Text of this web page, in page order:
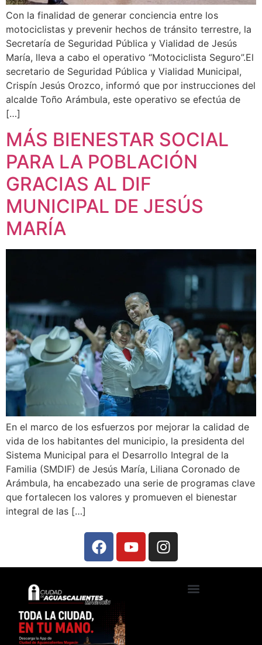
Con la finalidad de generar conciencia entre los
motociclistas y prevenir hechos de tránsito terrestre, la
Secretaría de Seguridad Pública y Vialidad de Jesús
María, lleva a cabo el operativo “Motociclista Seguro”.El
secretario de Seguridad Pública y Vialidad Municipal,
Crispín Jesús Orozco, informó que por instrucciones del
alcalde Toño Arámbula, este operativo se efectúa de
[…]
MÁS BIENESTAR SOCIAL
PARA LA POBLACIÓN
GRACIAS AL DIF
MUNICIPAL DE JESÚS
MARÍA
En el marco de los esfuerzos por mejorar la calidad de
vida de los habitantes del municipio, la presidenta del
Sistema Municipal para el Desarrollo Integral de la
Familia (SMDIF) de Jesús María, Liliana Coronado de
Arámbula, ha encabezado una serie de programas clave
que fortalecen los valores y promueven el bienestar
integral de las […]